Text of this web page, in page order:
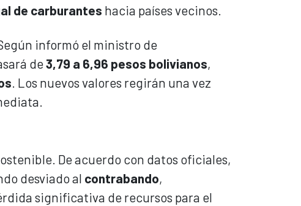
de carburantes hacia países vecinos.
informó el ministro de
de3,79 a 6,96 pesos bolivianos,
. Los nuevos valores regirán una vez
De acuerdo con datos oficiales,
desviado al contrabando,
significativa de recursos para el